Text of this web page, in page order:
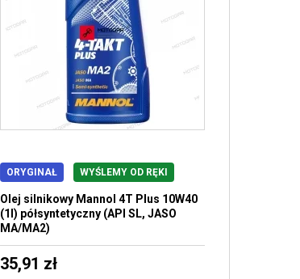
ORYGINAŁ WYŚLEMY OD RĘKI
Olej silnikowy Mannol 4T Plus 10W40
(1l) półsyntetyczny (API SL, JASO
MA/MA2)
35,91 zł